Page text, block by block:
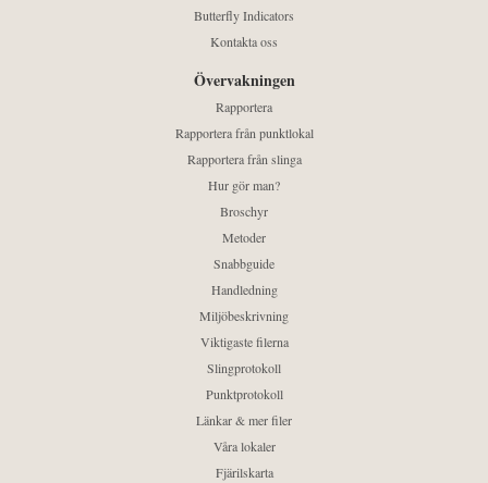
Butterfly Indicators
Kontakta oss
Övervakningen
Rapportera
Rapportera från punktlokal
Rapportera från slinga
Hur gör man?
Broschyr
Metoder
Snabbguide
Handledning
Miljöbeskrivning
Viktigaste filerna
Slingprotokoll
Punktprotokoll
Länkar & mer filer
Våra lokaler
Fjärilskarta